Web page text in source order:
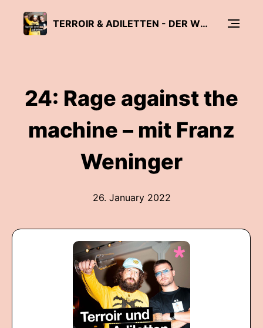
TERROIR & ADILETTEN - DER WEINPODCAST
24: Rage against the
machine – mit Franz
Weninger
26. January 2022